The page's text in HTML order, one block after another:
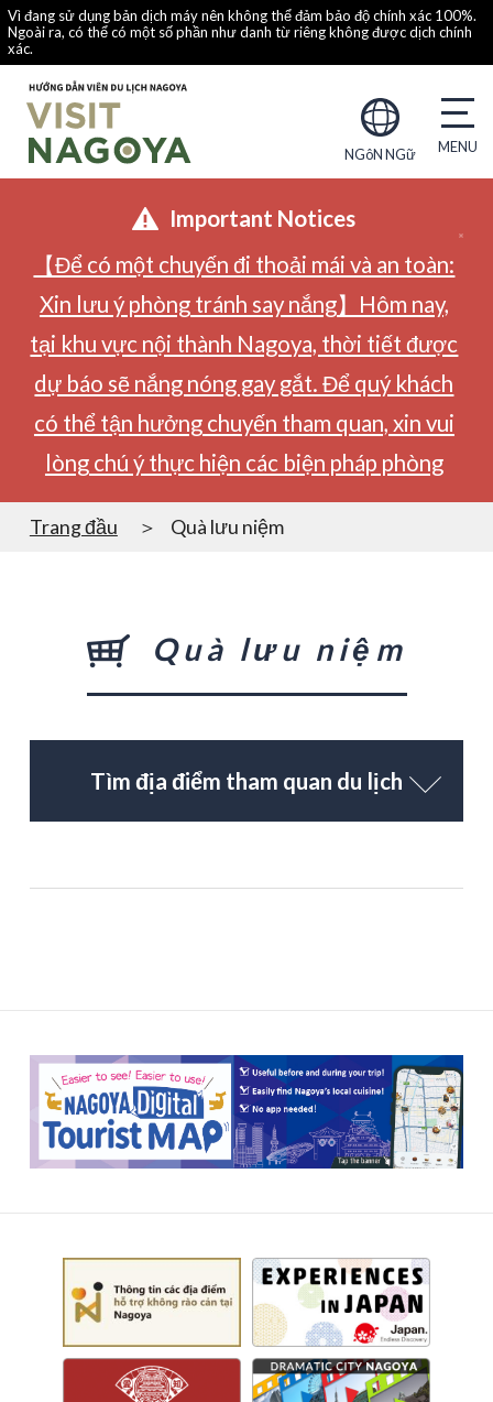
Vì đang sử dụng bản dịch máy nên không thể đảm bảo độ chính xác 100%.
Ngoài ra, có thể có một số phần như danh từ riêng không được dịch chính
xác.
NGôN NGữ
Important Notices
【Để có một chuyến đi thoải mái và an toàn:
Xin lưu ý phòng tránh say nắng】Hôm nay,
tại khu vực nội thành Nagoya, thời tiết được
dự báo sẽ nắng nóng gay gắt. Để quý khách
có thể tận hưởng chuyến tham quan, xin vui
lòng chú ý thực hiện các biện pháp phòng
Trang đầu Quà lưu niệm
Quà lưu niệm
Tìm địa điểm tham quan du lịch